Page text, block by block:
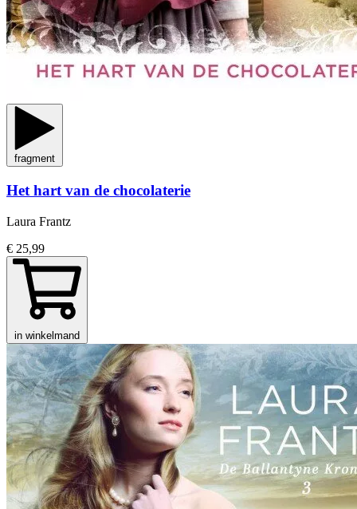
fragment
Het hart van de chocolaterie
Laura Frantz
€ 25,99
in winkelmand